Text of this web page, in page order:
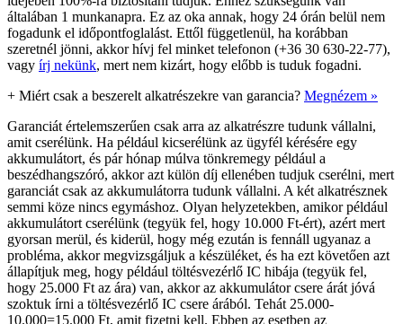
általában 1 munkanapra. Ez az oka annak, hogy 24 órán belül nem
fogadunk el időpontfoglalást. Ettől függetlenül, ha korábban
szeretnél jönni, akkor hívj fel minket telefonon (+36 30 630-22-77),
vagy írj nekünk, mert nem kizárt, hogy előbb is tuduk fogadni.
+ Miért csak a beszerelt alkatrészekre van garancia? Megnézem »
Garanciát értelemszerűen csak arra az alkatrészre tudunk vállalni,
amit cserélünk. Ha például kicserélünk az ügyfél kérésére egy
akkumulátort, és pár hónap múlva tönkremegy például a
beszédhangszóró, akkor azt külön díj ellenében tudjuk cserélni, mert
garanciát csak az akkumulátorra tudunk vállalni. A két alkatrésznek
semmi köze nincs egymáshoz. Olyan helyzetekben, amikor például
akkumulátort cserélünk (tegyük fel, hogy 10.000 Ft-ért), azért mert
gyorsan merül, és kiderül, hogy még ezután is fennáll ugyanaz a
probléma, akkor megvizsgáljuk a készüléket, és ha ezt követően azt
állapítjuk meg, hogy például töltésvezérlő IC hibája (tegyük fel,
hogy 25.000 Ft az ára) van, akkor az akkumulátor csere árát jóvá
szoktuk írni a töltésvezérlő IC csere árából. Tehát 25.000-
10.000=15.000 Ft, amit fizetni kell. Ebben az esetben az